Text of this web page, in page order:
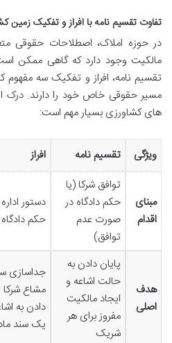
تفاوت تقسیم نامه با افراز و تفکیک زمین
در حوزه املاک، اصطلاحات حقوقی
مالکیت وجود دارد که گاهی ممکن است
تقسیم نامه، افراز و تفکیک سه
مسیر حقوقی خاص خود را دارند. درک
های کشاورزی بسیار مهم است:
ویژگی تقسیم نامه افراز
مبنای
اقدام
توافق شرکا (یا
حکم دادگاه در
صورت عدم
توافق)
دستور
حکم دادگاه
هدف
اصلی
پایان دادن به
حالت اشاعه و
ایجاد مالکیت
مفروز برای هر
شریک
جداسازی
مشاع شرکا
دادن به
یک سند